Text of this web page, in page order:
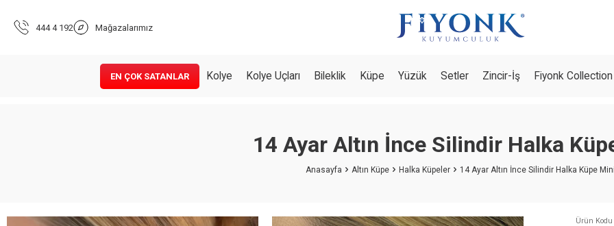
444 4 192 Mağazalarımız
EN ÇOK SATANLAR Kolye Kolye Uçları Bileklik Küpe Yüzük Setler Zincir-İş Fiyonk Collection
14 Ayar Altın İnce Silindir Halka
Anasayfa Altın Küpe Halka Küpeler 14 Ayar Altın İnce Silindir Halka Küpe Mini
Ürün Kodu